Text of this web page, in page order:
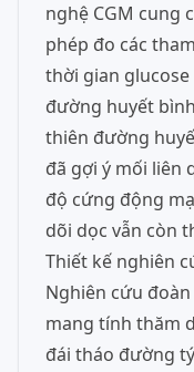
nghệ CGM cung
phép đo các
thời gian
đường huyết
thiên đường
đã gợi ý mối liên
độ cứng động
dõi dọc vẫn còn
Thiết kế nghiên
Nghiên cứu
mang tính thăm
đái tháo đường